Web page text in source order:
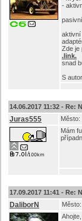
-
aktivní
Zde je
.link.
snad
S
14.06.2017 11:32 - Re:
Juras555 Město:
Mám
17.09.2017 11:41 - Re:
DaliborN Město: